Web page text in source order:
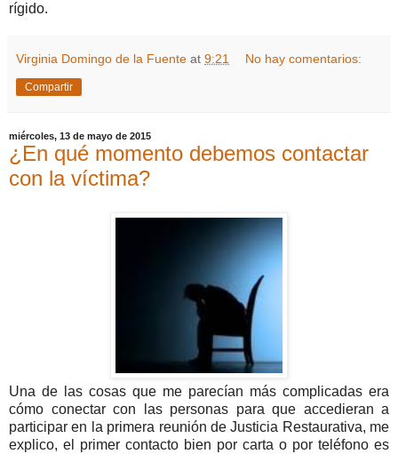
rígido.
Virginia Domingo de la Fuente at 9:21 No hay comentarios:
Compartir
miércoles, 13 de mayo de 2015
¿En qué momento debemos contactar
con la víctima?
Una de las cosas que me parecían más complicadas era
cómo conectar con las personas para que accedieran a
participar en la primera reunión de Justicia Restaurativa, me
explico, el primer contacto bien por carta o por teléfono es